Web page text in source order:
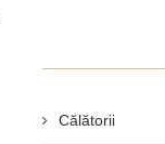
Călătorii